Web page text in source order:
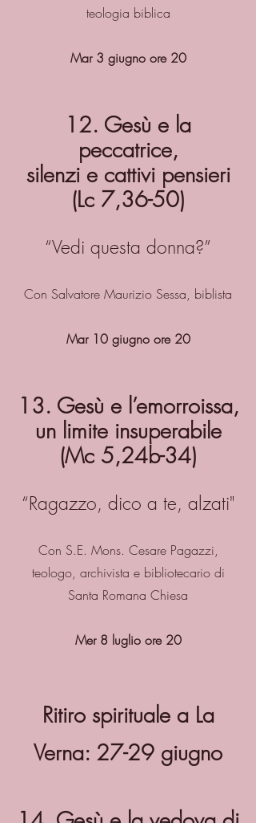
teologia biblica
Mar 3 giugno ore 20
12. Gesù e la
peccatrice,
silenzi e cattivi pensieri
(Lc 7,36-50)
“Vedi questa donna?”
Con Salvatore Maurizio Sessa, biblista
Mar 10 giugno ore 20
13. Gesù e l’emorroissa,
un limite insuperabile
(Mc 5,24b-34)
“Ragazzo, dico a te, alzati"
Con S.E. Mons. Cesare Pagazzi,
teologo, archivista e bibliotecario di
Santa Romana Chiesa
Mer 8 luglio ore 20
Ritiro spirituale a La
Verna: 27-29 giugno